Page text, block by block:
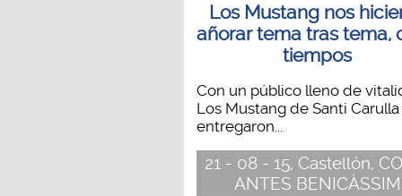
Los Mustang nos
añorar tema tras tema,
tiempos
Con un público lleno de
Los Mustang de Santi Carulla
entregaron...
21 - 08 - 15, Castellón,
ANTES BENICÀSSIM